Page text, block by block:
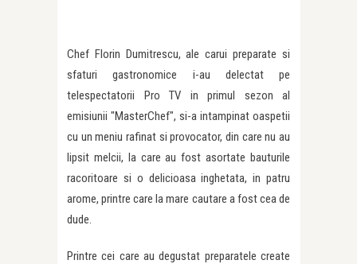
Chef Florin Dumitrescu, ale carui preparate si
sfaturi gastronomice i-au delectat pe
telespectatorii Pro TV in primul sezon al
emisiunii "MasterChef", si-a intampinat oaspetii
cu un meniu rafinat si provocator, din care nu au
lipsit melcii, la care au fost asortate bauturile
racoritoare si o delicioasa inghetata, in patru
arome, printre care la mare cautare a fost cea de
dude.
Printre cei care au degustat preparatele create